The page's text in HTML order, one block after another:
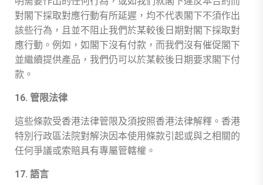
對閣下採取對應行動有所延遲，均不代表閣下不須作出
該些行為，且並不阻止我們於某較後日期對閣下採取對
應行動。例如，如閣下沒有付款，而我們沒有催促閣下
並繼續提供產品，我們仍可以於某較後日期要求閣下付
款。
16. 管限法律
這些條款受香港法律管限及須按照香港法律解釋。香港
特別行政區法院對解決因本使用條款引起或與之相關的
任何爭議或索賠具有專屬管轄權。
17. 語言